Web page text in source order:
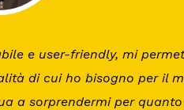
e user-friendly, mi
di cui ho bisogno per il
a sorprendermi per